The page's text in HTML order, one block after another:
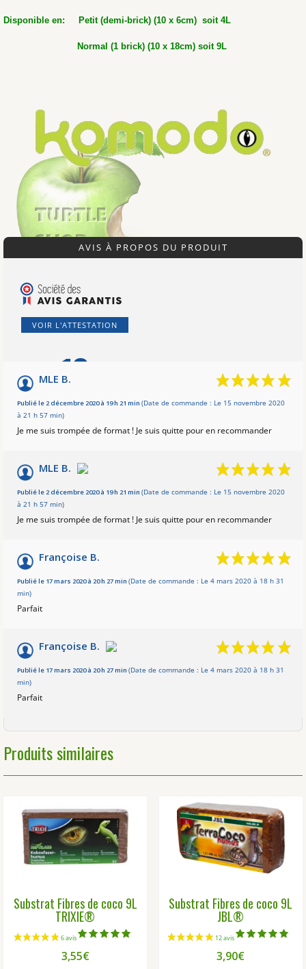
Disponible en: Petit (demi-brick) (10 x 6cm) soit 4L
Normal (1 brick) (10 x 18cm) soit 9L
AVIS À PROPOS DU PRODUIT
VOIR L'ATTESTATION
10
Basé sur 4 avis
MLE B.
Publié le 2 décembre 2020 à 19 h 21 min (Date de commande : Le 15 novembre 2020
à 21 h 57 min)
Je me suis trompée de format ! Je suis quitte pour en recommander
MLE B.
Publié le 2 décembre 2020 à 19 h 21 min (Date de commande : Le 15 novembre 2020
à 21 h 57 min)
Je me suis trompée de format ! Je suis quitte pour en recommander
Françoise B.
Publié le 17 mars 2020 à 20 h 27 min (Date de commande : Le 4 mars 2020 à 18 h 31
min)
Parfait
Françoise B.
Publié le 17 mars 2020 à 20 h 27 min (Date de commande : Le 4 mars 2020 à 18 h 31
min)
Parfait
Produits similaires
Substrat Fibres de coco 9L
TRIXIE®
3,55€
Substrat Fibres de coco 9L
JBL®
3,90€